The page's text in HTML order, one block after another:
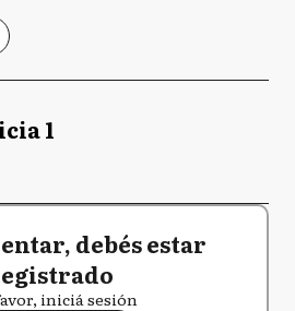
1
debés estar
iniciá sesión